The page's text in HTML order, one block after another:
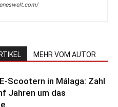
MEHR VOM AUTOR
Scootern in Málaga: Zahl
Jahren um das